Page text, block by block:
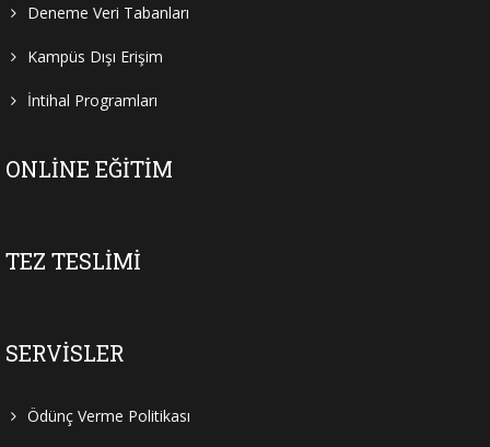
Deneme Veri Tabanları
Kampüs Dışı Erişim
İntihal Programları
ONLINE EĞITIM
TEZ TESLIMI
SERVISLER
Ödünç Verme Politikası